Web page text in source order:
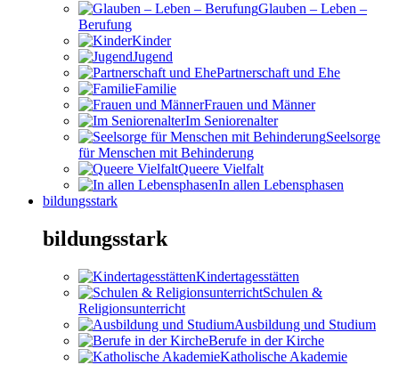
Glauben – Leben –
Berufung
Kinder
Jugend
Partnerschaft und Ehe
Familie
Frauen und Männer
Im Seniorenalter
Seelsorge
für Menschen mit Behinderung
Queere Vielfalt
In allen Lebensphasen
bildungsstark
bildungsstark
Kindertagesstätten
Schulen &
Religionsunterricht
Ausbildung und Studium
Berufe in der Kirche
Katholische Akademie